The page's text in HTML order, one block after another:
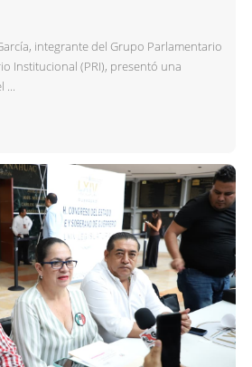
integrante del Grupo Parlamentario
Institucional (PRI), presentó una
...